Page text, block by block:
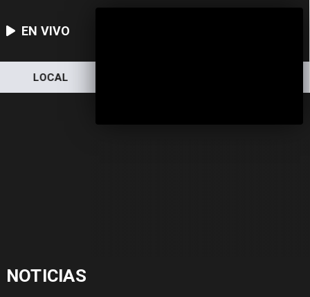
EN VIVO
LOCAL
NOTICIAS